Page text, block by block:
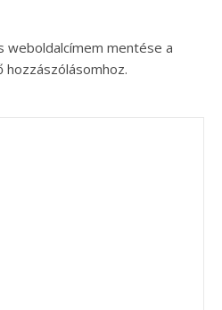
weboldalcímem mentése a